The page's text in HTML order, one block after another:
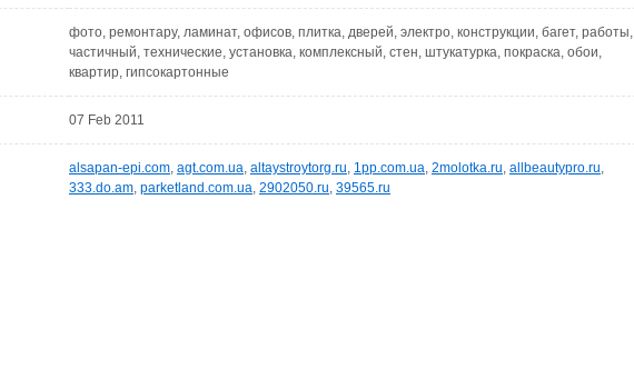
фото, ремонтару, ламинат, офисов, плитка, дверей, электро, конструкции, багет, работы,
частичный, технические, установка, комплексный, стен, штукатурка, покраска, обои,
квартир, гипсокартонные
07 Feb 2011
alsapan-epi.com, agt.com.ua, altaystroytorg.ru, 1pp.com.ua, 2molotka.ru, allbeautypro.ru,
333.do.am, parketland.com.ua, 2902050.ru, 39565.ru